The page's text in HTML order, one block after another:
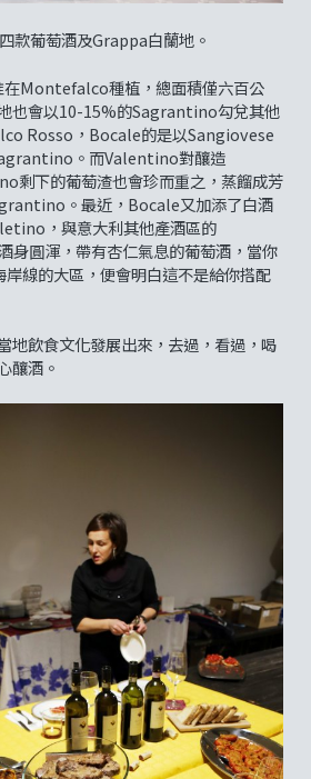
款葡萄酒及Grappa白蘭地。
Montefalco種植，總面積僅六百公
也會以10-15%的Sagrantino勾兌其他
Rosso，Bocale的是以Sangiovese
。而Valentino對釀造
下的葡萄渣也會珍而重之，蒸餾成芳
。最近，Bocale又加添了白酒
，與意大利其他產酒區的
身圓渾，帶有杏仁氣息的葡萄酒，當你
線的大區，便會明白這不是給你搭配
地飲食文化發展出來，去過，看過，喝
釀酒。